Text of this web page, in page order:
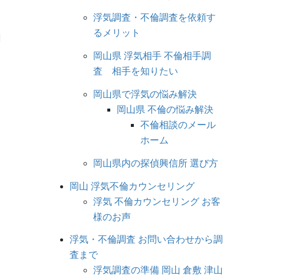
浮気調査・不倫調査を依頼す
るメリット
岡山県 浮気相手 不倫相手調
査 相手を知りたい
岡山県で浮気の悩み解決
岡山県 不倫の悩み解決
不倫相談のメール
ホーム
岡山県内の探偵興信所 選び方
岡山 浮気不倫カウンセリング
浮気 不倫カウンセリング お客
様のお声
浮気・不倫調査 お問い合わせから調
査まで
浮気調査の準備 岡山 倉敷 津山